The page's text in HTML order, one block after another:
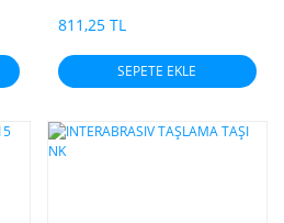
811,25 TL
SEPETE EKLE